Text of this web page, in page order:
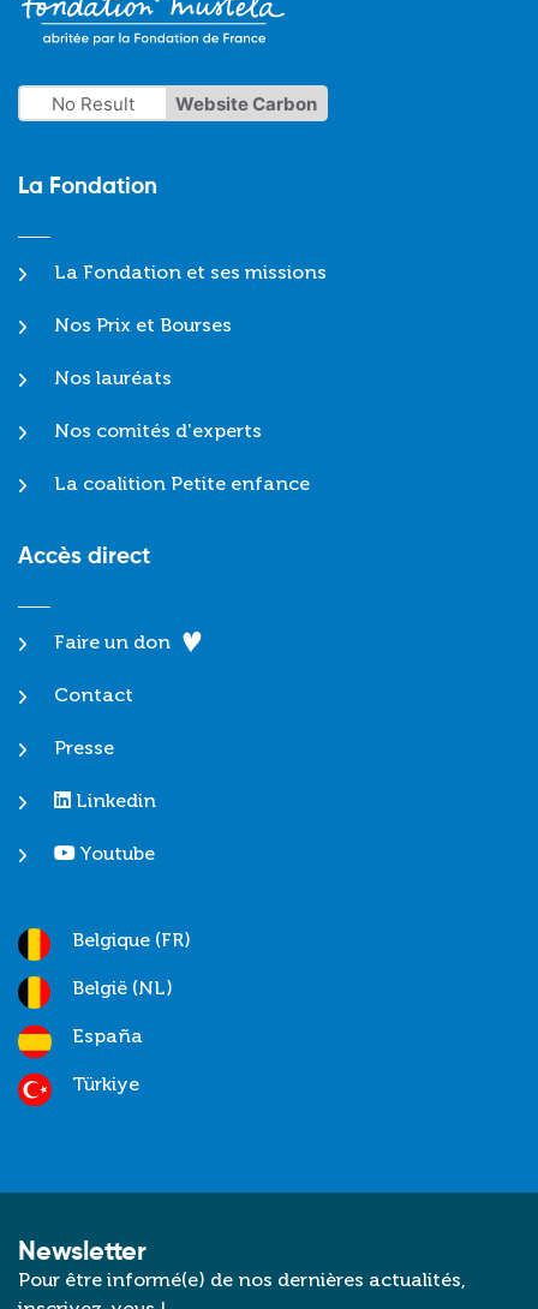
No Result Website Carbon
La Fondation
La Fondation et ses missions
Nos Prix et Bourses
Nos lauréats
Nos comités d'experts
La coalition Petite enfance
Accès direct
Faire un don
Contact
Presse
Linkedin
Youtube
Belgique (FR)
België (NL)
España
Türkiye
Newsletter
Pour être informé(e) de nos dernières actualités,